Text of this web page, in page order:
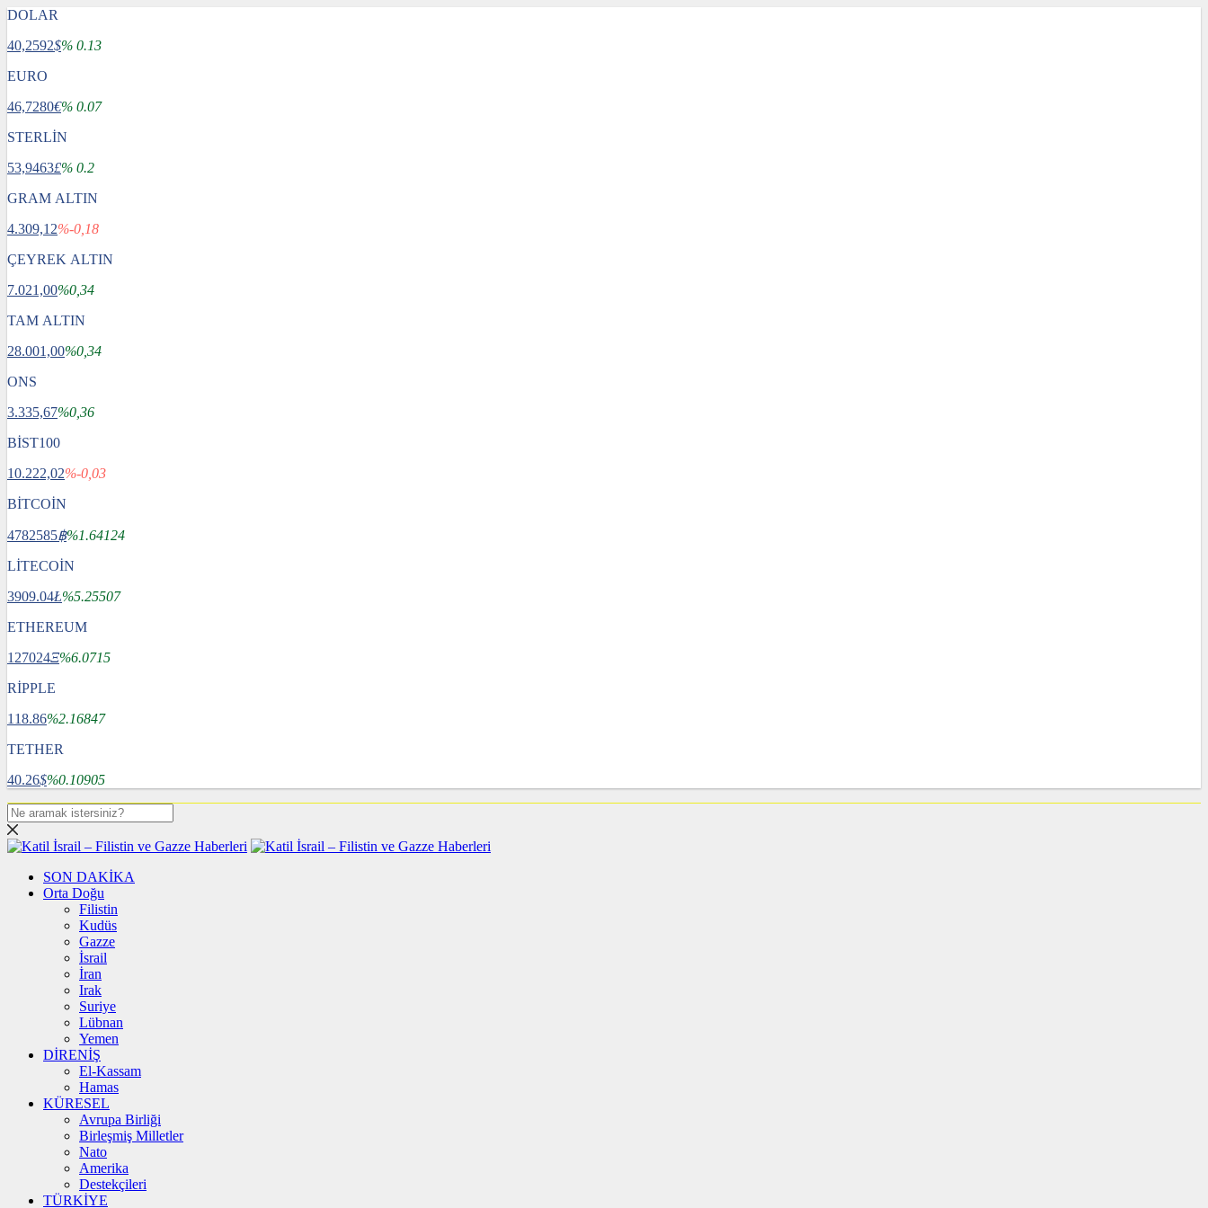
DOLAR
40,2592$% 0.13
EURO
46,7280€% 0.07
STERLİN
53,9463£% 0.2
GRAM ALTIN
4.309,12%-0,18
ÇEYREK ALTIN
7.021,00%0,34
TAM ALTIN
28.001,00%0,34
ONS
3.335,67%0,36
BİST100
10.222,02%-0,03
BİTCOİN
4782585฿%1.64124
LİTECOİN
3909.04Ł%5.25507
ETHEREUM
127024Ξ%6.0715
RİPPLE
118.86%2.16847
TETHER
40.26$%0.10905
SON DAKİKA
Orta Doğu
Filistin
Kudüs
Gazze
İsrail
İran
Irak
Suriye
Lübnan
Yemen
DİRENİŞ
El-Kassam
Hamas
KÜRESEL
Avrupa Birliği
Birleşmiş Milletler
Nato
Amerika
Destekçileri
TÜRKİYE